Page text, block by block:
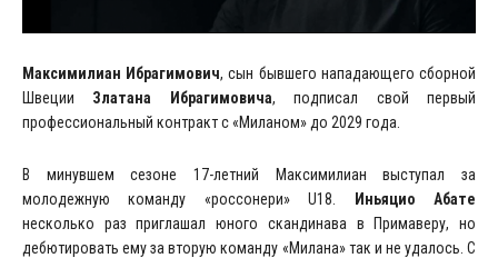
Максимилиан Ибрагимович, сын бывшего нападающего сборной
Швеции Златана Ибрагимовича, подписал свой первый
профессиональный контракт с «Миланом» до 2029 года.
В минувшем сезоне 17-летний Максимилиан выступал за
молодежную команду «россонери» U18.
Иньяцио Абате
несколько раз приглашал юного скандинава в Примаверу, но
дебютировать ему за вторую команду «Милана» так и не удалось. С